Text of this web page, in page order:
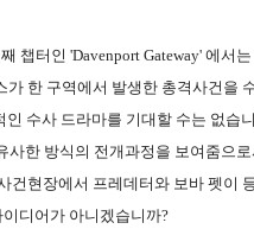
챕터인 'Davenport Gateway' 에
가 한 구역에서 발생한 총격사건을
인 수사 드라마를 기대할 수는 없습
사한 방식의 전개과정을 보여줌으
건현장에서 프레데터와 보바 펫이
이디어가 아니겠습니까?